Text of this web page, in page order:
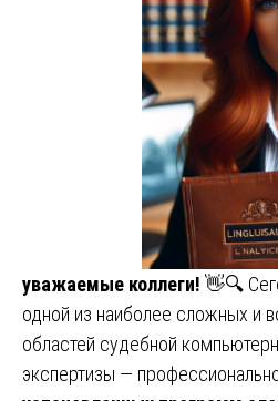
уважаемые коллеги! 👋🔍
одной из наиболее сложных и
областей судебной
экспертизы —